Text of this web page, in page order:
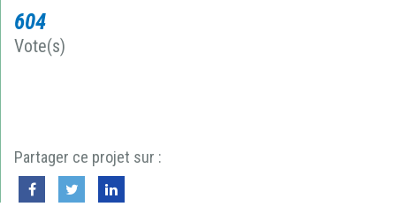
604
Vote(s)
Partager ce projet sur :